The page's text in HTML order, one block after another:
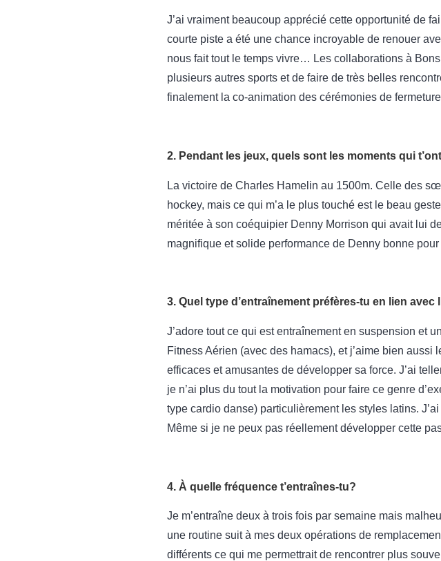
J’ai vraiment beaucoup apprécié cette opportunité de
courte piste a été une chance incroyable de renouer
nous fait tout le temps vivre… Les collaborations à
plusieurs autres sports et de faire de très belles
finalement la co-animation des cérémonies de
2. Pendant les jeux, quels sont les moments qui
La victoire de Charles Hamelin au 1500m. Celle des
hockey, mais ce qui m’a le plus touché est le beau
méritée à son coéquipier Denny Morrison qui avait lui
magnifique et solide performance de Denny bonne pour
3. Quel type d’entraînement préfères-tu en lien avec
J’adore tout ce qui est entraînement en suspension et
Fitness Aérien (avec des hamacs), et j’aime bien
efficaces et amusantes de développer sa force. J’ai
je n’ai plus du tout la motivation pour faire ce genre
type cardio danse) particulièrement les styles latins.
Même si je ne peux pas réellement développer cette
4. À quelle fréquence t’entraînes-tu?
Je m’entraîne deux à trois fois par semaine mais
une routine suit à mes deux opérations de
différents ce qui me permettrait de rencontrer plus